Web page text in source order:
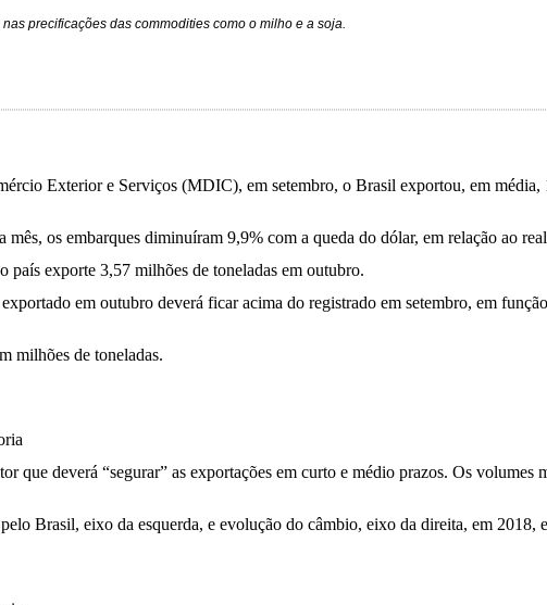
precificações das commodities como o milho e a soja.
Exterior e Serviços (MDIC), em setembro, o Brasil exportou, em
os embarques diminuíram 9,9% com a queda do dólar, em relação ao
país exporte 3,57 milhões de toneladas em outubro.
em outubro deverá ficar acima do registrado em setembro, em
milhões de toneladas.
que deverá “segurar” as exportações em curto e médio prazos. Os
Brasil, eixo da esquerda, e evolução do câmbio, eixo da direita, em 2018,